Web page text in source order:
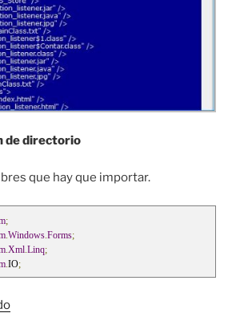
de directorio
que hay que importar.
;
Windows Forms;
Xml Linq;
IO;
«XML